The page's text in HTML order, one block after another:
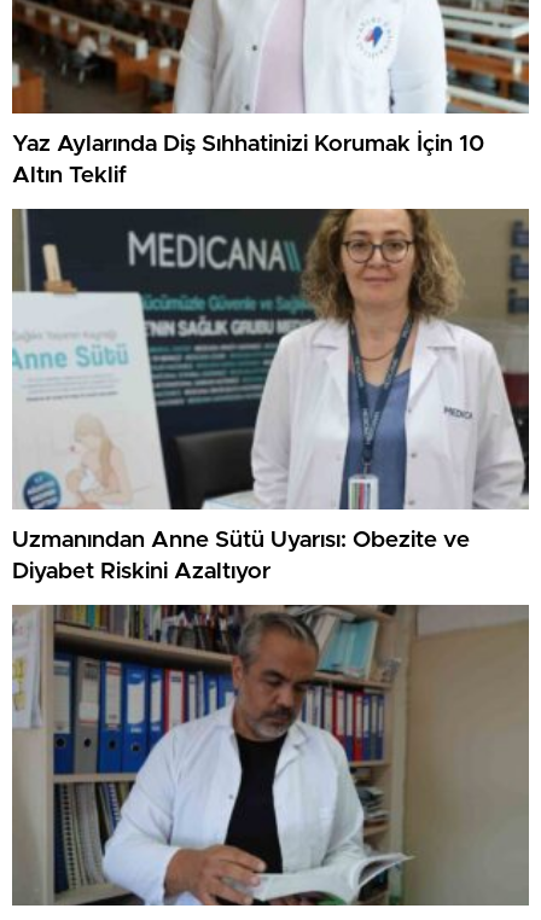
Yaz Aylarında Diş Sıhhatinizi Korumak İçin 10
Altın Teklif
Uzmanından Anne Sütü Uyarısı: Obezite ve
Diyabet Riskini Azaltıyor